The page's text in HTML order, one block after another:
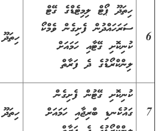
6
ހިތަދޫ ޕޯޓް ލިމިޓެޑްގެ ގޭޓް
ސަރަހައްދުން ފެށިގެން ވެމްކޯ
ކުނިކޮށި ގޭޓާއި ހަމައަށް
ލިންކްރޯޑުގެ ދެ ފަރާތް
7
ކުނިކޮށި ގޭޓުން ފެށިގެން
ގައުކެނޑި ބްރިޖާއި ހަމައަށް